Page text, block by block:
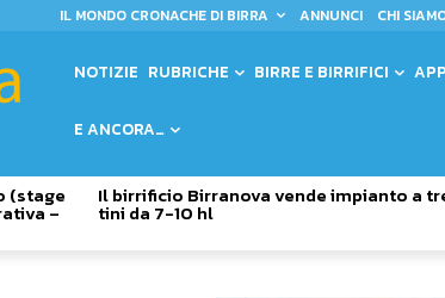
IL MONDO CRONACHE DI BIRRA ANNUNCI CHI
NOTIZIE RUBRICHE BIRRE E BIRRIFICI
E ANCORA…
(stage
–
Il birrificio Birranova vende impianto a
tini da 7-10 hl